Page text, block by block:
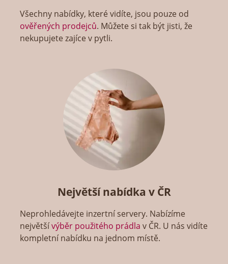
Všechny nabídky, které vidíte, jsou pouze od
ověřených prodejců. Můžete si tak být jisti, že
nekupujete zajíce v pytli.
Největší nabídka v ČR
Neprohledávejte inzertní servery. Nabízíme
největšívýběr použitého prádla v ČR. U nás vidíte
kompletní nabídku na jednom místě.